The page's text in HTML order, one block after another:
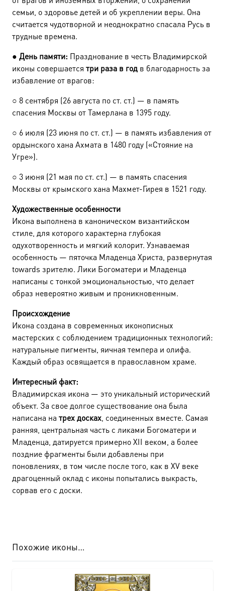
семьи, о здоровье детей и об укреплении веры. Она
считается чудотворной и неоднократно спасала Русь в
трудные времена.
● День памяти: Празднование в честь Владимирской
иконы совершается три раза в год в благодарность за
избавление от врагов:
○ 8 сентября (26 августа по ст. ст.) — в память
спасения Москвы от Тамерлана в 1395 году.
○ 6 июля (23 июня по ст. ст.) — в память избавления от
ордынского хана Ахмата в 1480 году («Стояние на
Угре»).
○ 3 июня (21 мая по ст. ст.) — в память спасения
Москвы от крымского хана Махмет-Гирея в 1521 году.
Художественные особенности
Икона выполнена в каноническом византийском
стиле, для которого характерна глубокая
одухотворенность и мягкий колорит. Узнаваемая
особенность — пяточка Младенца Христа, развернутая
towards зрителю. Лики Богоматери и Младенца
написаны с тонкой эмоциональностью, что делает
образ невероятно живым и проникновенным.
Происхождение
Икона создана в современных иконописных
мастерских с соблюдением традиционных технологий:
натуральные пигменты, яичная темпера и олифа.
Каждый образ освящается в православном храме.
Интересный факт:
Владимирская икона — это уникальный исторический
объект. За свое долгое существование она была
написана на трех досках , соединенных вместе. Самая
ранняя, центральная часть с ликами Богоматери и
Младенца, датируется примерно XII веком, а более
поздние фрагменты были добавлены при
поновлениях, в том числе после того, как в XV веке
драгоценный оклад с иконы попытались выкрасть,
сорвав его с доски.
Похожие иконы…